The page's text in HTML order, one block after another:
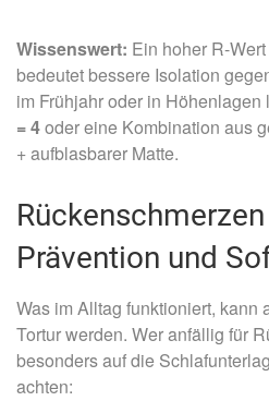
Wissenswert: Ein hoher R-
bedeutet bessere Isolation
im Frühjahr oder in
= 4oder eine Kombination aus
+ aufblasbarer Matte.
Prävention und
Was im Alltag funktioniert, kann
Tortur werden. Wer anfällig für
besonders auf die
achten: